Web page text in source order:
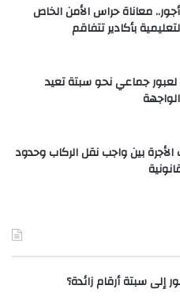
أجور.. معاناة حراس الأمن الخاص
بأكادير تتفاقم
جماعي نحو سبتة تعيد
بين واجب نقل الركاب وحدود
إلى سبتة أرقام زائدة؟